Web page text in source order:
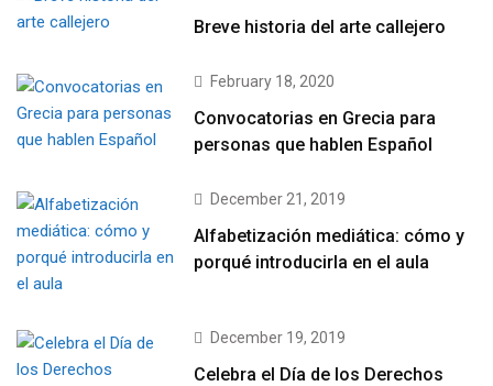
Breve historia del arte callejero
February 18, 2020
Convocatorias en Grecia para
personas que hablen Español
December 21, 2019
Alfabetización mediática: cómo y
porqué introducirla en el aula
December 19, 2019
Celebra el Día de los Derechos